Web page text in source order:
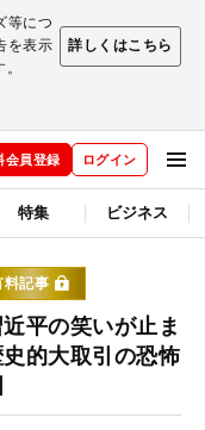
等につ
を表示
詳しくはこちら
会員登録 ログイン
特集 ビジネス
料記事
平の笑いが止ま
的大取引の恐怖